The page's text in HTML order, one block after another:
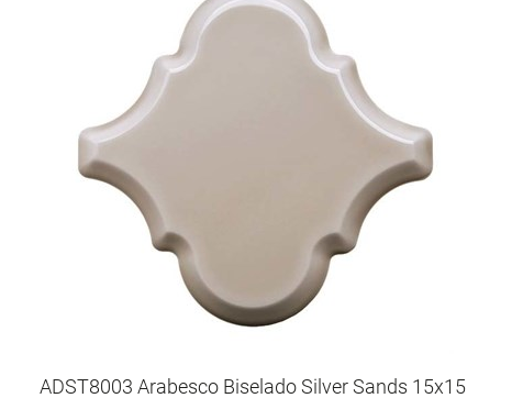
ADST8003 Arabesco Biselado Silver Sands 15x15